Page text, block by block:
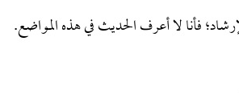
فأنا لا أعرف الحديث في هذه المواضع.